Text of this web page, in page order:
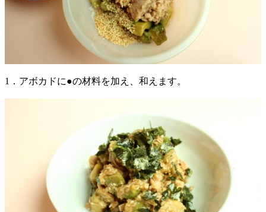
1．アボカドに●の材料を加え、和えます。